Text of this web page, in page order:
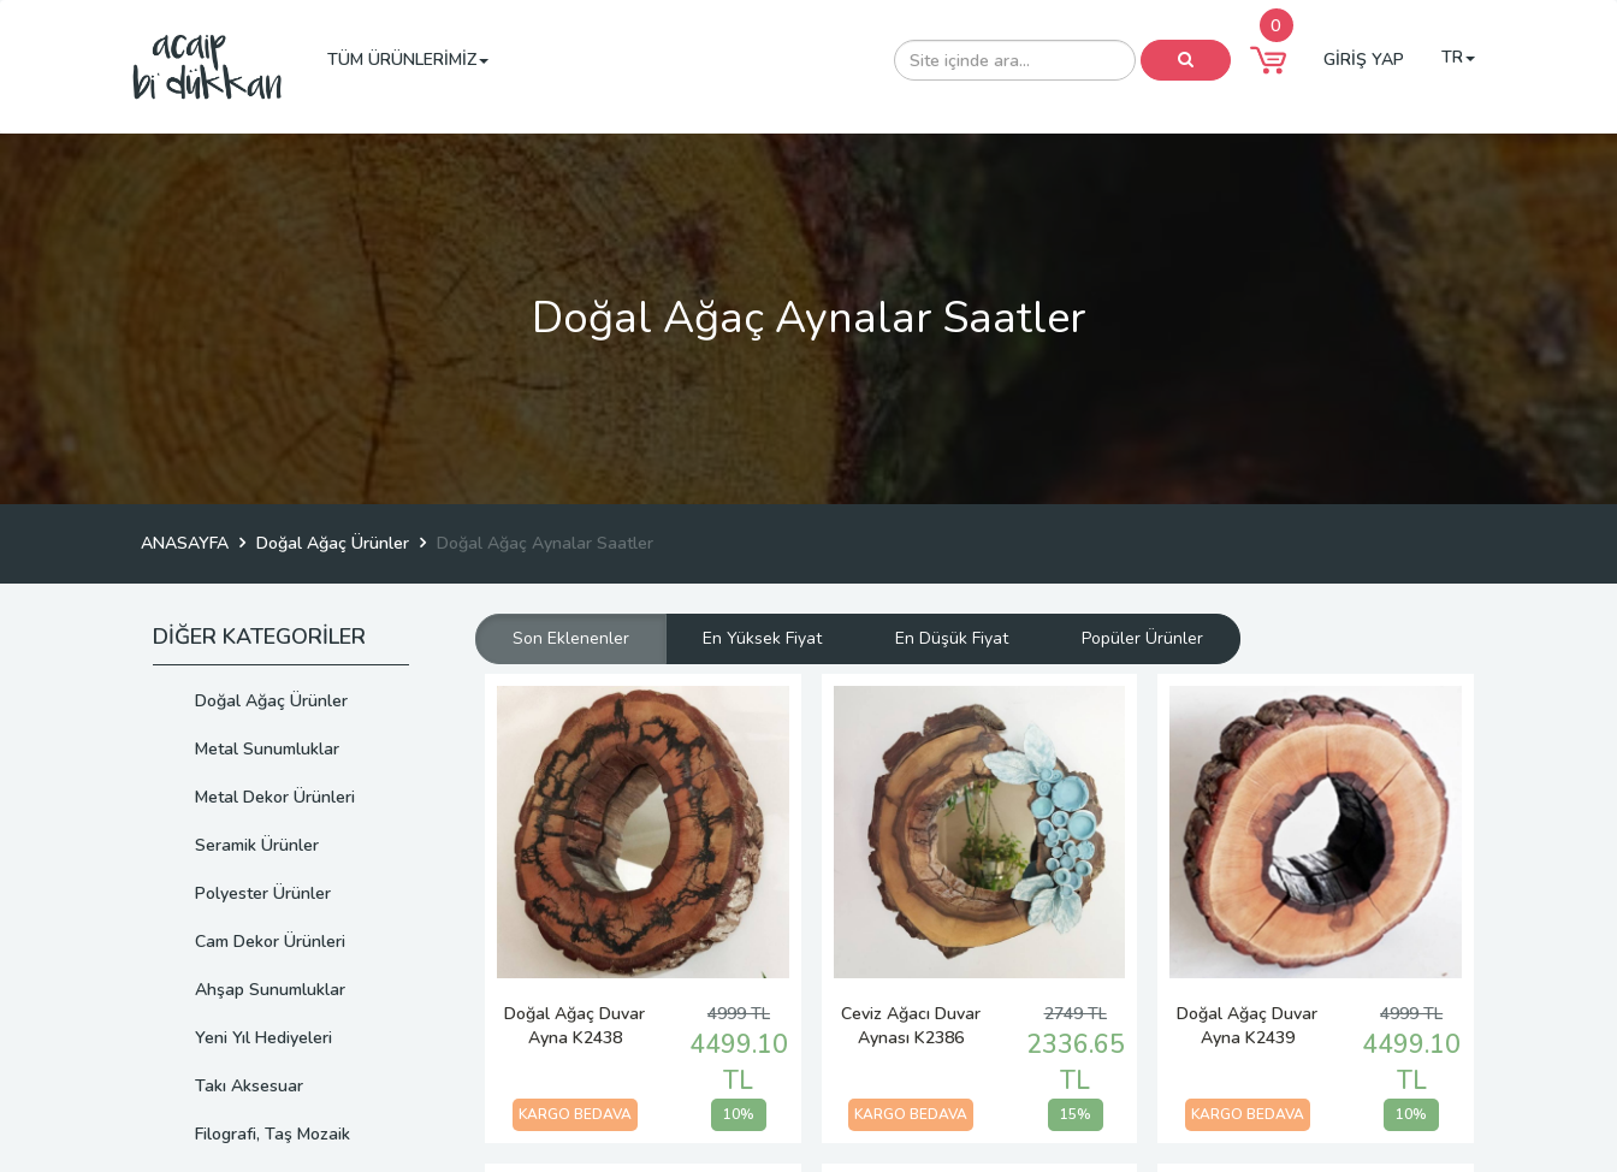
TÜM ÜRÜNLERİMİZ
0
GİRİŞ YAP
TR
Doğal Ağaç Aynalar Saatler
ANASAYFA Doğal Ağaç Ürünler Doğal Ağaç Aynalar Saatler
DİĞER KATEGORİLER
Doğal Ağaç Ürünler
Metal Sunumluklar
Metal Dekor Ürünleri
Seramik Ürünler
Polyester Ürünler
Cam Dekor Ürünleri
Ahşap Sunumluklar
Yeni Yıl Hediyeleri
Takı Aksesuar
Filografi, Taş Mozaik
Son Eklenenler En Yüksek Fiyat En Düşük Fiyat Popüler Ürünler
Doğal Ağaç Duvar
Ayna K2438
4999 TL
4499.10
TL
KARGO BEDAVA 10%
Ceviz Ağacı Duvar
Aynası K2386
2749 TL
2336.65
TL
KARGO BEDAVA 15%
Doğal Ağaç Duvar
Ayna K2439
4999 TL
4499.10
TL
KARGO BEDAVA 10%